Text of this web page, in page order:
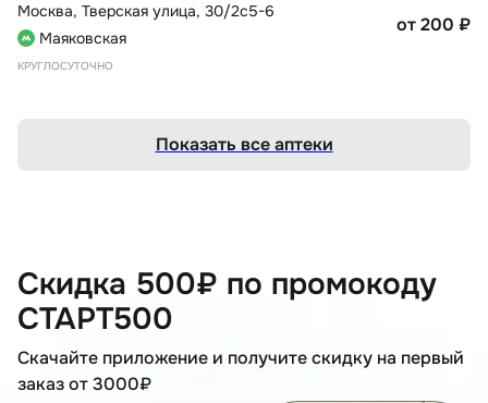
Москва, Тверская улица, 30/2с5-6
Маяковская
КРУГЛОСУТОЧНО
от 200 ₽
Показать все аптеки
Скидка 500₽ по промокоду
СТАРТ500
Скачайте приложение и получите скидку на первый
заказ от 3000₽